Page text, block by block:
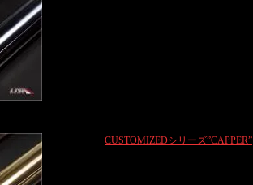
CUSTOMIZEDシリーズ”CAPPER”